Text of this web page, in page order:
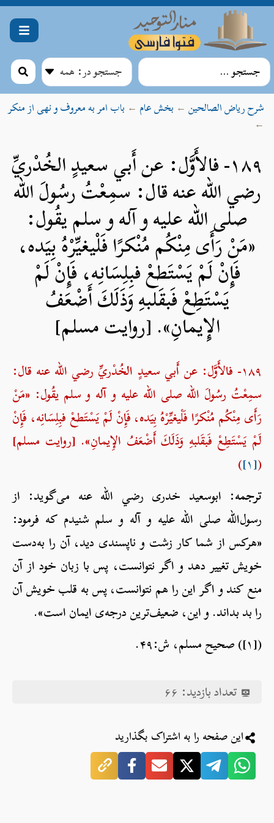
شرح ریاض الصالحین ← بخش عام ← باب امر به معروف و نهی از منکر
←
۱۸۹- فالأَوَّل: عن أَبي سعيدٍ الخُدْريِّ
رضي الله عنه قال: سمِعْتُ رسُولَ الله
صلی الله علیه و آله و سلم يقُول:
«مَنْ رَأَى مِنْكُم مُنْكرًا فَلْيغيِّرْهُ بِيَده،
فَإِنْ لَمْ يَسْتَطعْ فبِلِسَانِه، فَإِنْ لَمْ
يَسْتَطِعْ فَبقَلبهِ وَذَلَكَ أَضْعَفُ
الإِيمانِ». [روایت مسلم]
۱۸۹- فالأَوَّل: عن أَبي سعيدٍ الخُدْريِّ رضي الله عنه قال:
سمِعْتُ رسُولَ الله صلی الله علیه و آله و سلم يقُول: «مَنْ
رَأَى مِنْكُم مُنْكرًا فَلْيغيِّرْهُ بِيَده، فَإِنْ لَمْ يَسْتَطعْ فبِلِسَانِه، فَإِنْ
لَمْ يَسْتَطِعْ فَبقَلبهِ وَذَلَكَ أَضْعَفُ الإِيمانِ». [روایت مسلم]
([۱] )
ترجمه: ابوسعید خدری رضي الله عنه می‌گوید: از
رسول‌الله صلی الله علیه و آله و سلم شنیدم که فرمود:
«هرکس از شما کار زشت و ناپسندی دید، آن را به‌دست
خویش تغییر دهد و اگر نتوانست، پس با زبان خود از آن
منع کند و اگر این را هم نتوانست، پس به قلب خویش آن
را بد بداند. و این، ضعیف‌ترین درجه‌ی ایمان است».
([۱]) صحیح مسلم، ش:۴۹.
تعداد بازدید: ۶۶
این صفحه را به اشتراک بگذارید